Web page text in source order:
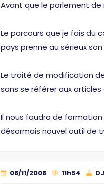
Avant que le parlement de
Le parcours que je fais du
pays prenne au sérieux
Le traité de modification
sans se référer aux articles
Il nous faudra de
désormais nouvel outil de
08/11/2008 11h54